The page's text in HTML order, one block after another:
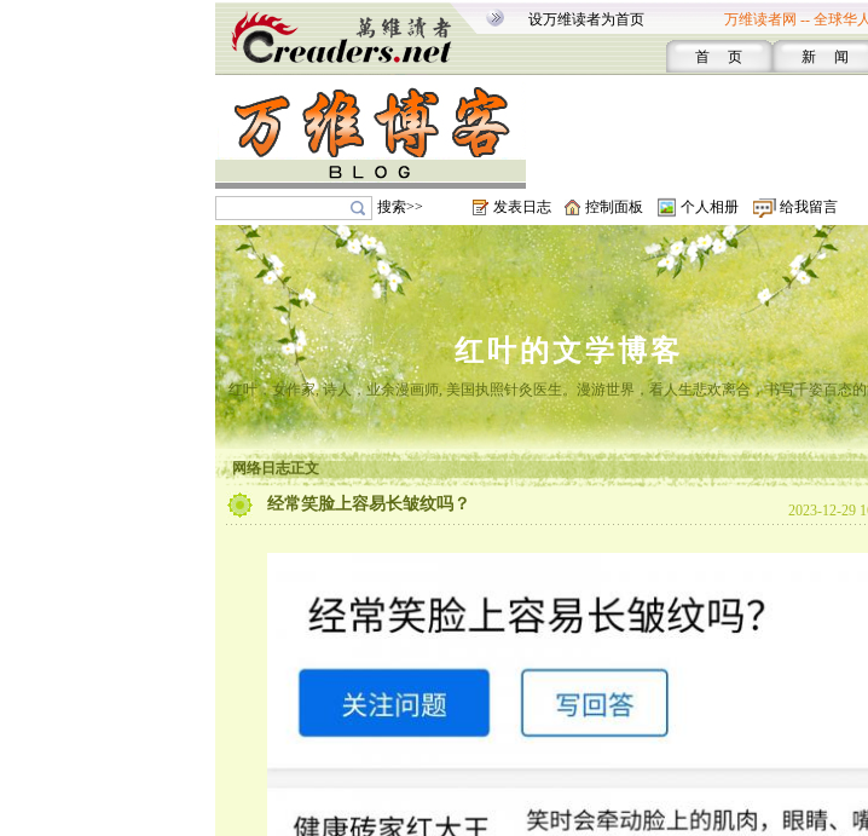
设万维读者为首页 万维读者网 -- 全球华
首 页 新 闻
搜索>> 发表日志 控制面板 个人相册 给我留言
红叶的文学博客
红叶，女作家, 诗人，业余漫画师, 美国执照针灸医生。漫游世界，看人生悲欢离合，书写千姿百态
网络日志正文
经常笑脸上容易长皱纹吗？ 2023-12-29